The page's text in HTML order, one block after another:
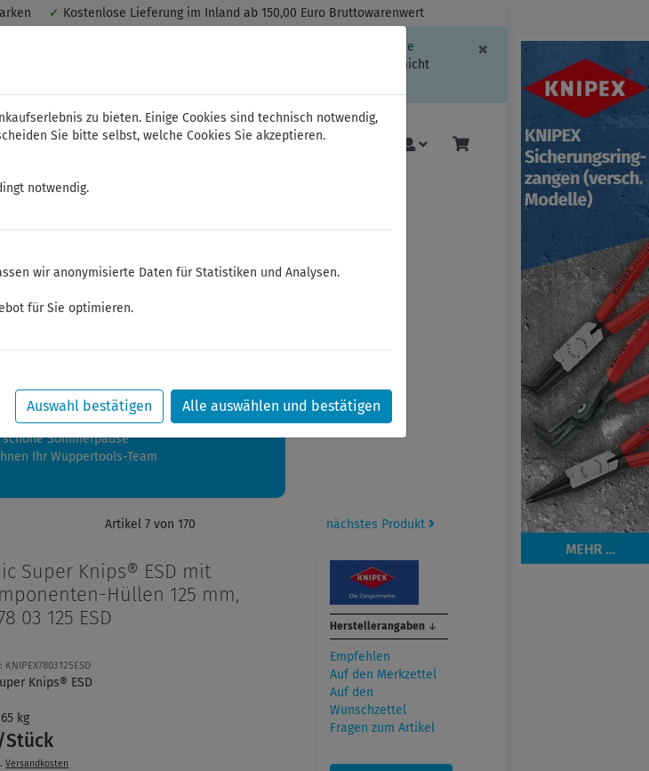
✓ Kostenlose Lieferung im Inland ab 150,00 Euro Bruttowarenwert
× Schließen
Dabei werden beispielsweise die Session-Informationen oder die
Funktionsumfang des Online-Shops eingeschränkt.
Sind Sie damit nicht
FELO Bauer & Böcker KNIPEX Mehr
21.08.2026 machen auch wir Urlaub.
werden ab dem 24.08.2026 verschickt.
schöne Sommerpause
Ihr Wuppertools-Team
Artikel 7 von 170 nächstes Produkt
Super Knips® ESD mit
Hüllen 125 mm,
03 125 ESD
Knips® ESD
kg
Stück
Versandkosten
Herstellerangaben ↓
Empfehlen
Auf den Merkzettel
Auf den
Wunschzettel
Fragen zum Artikel
zu bieten. Einige Cookies sind technisch notwendig,
Sie bitte selbst, welche Cookies Sie akzeptieren.
notwendig.
wir anonymisierte Daten für Statistiken und Analysen.
für Sie optimieren.
Auswahl bestätigen Alle auswählen und bestätigen